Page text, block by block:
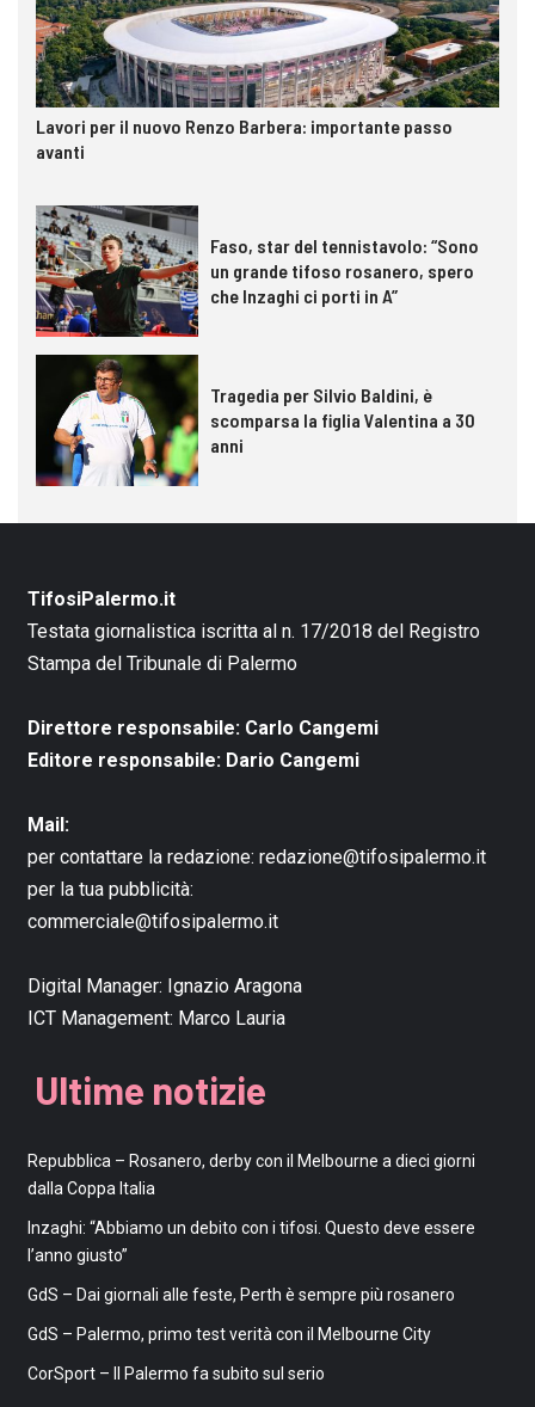
Lavori per il nuovo Renzo Barbera: importante passo
avanti
Faso, star del tennistavolo: “Sono
un grande tifoso rosanero, spero
che Inzaghi ci porti in A”
Tragedia per Silvio Baldini, è
scomparsa la figlia Valentina a 30
anni
TifosiPalermo.it
Testata giornalistica iscritta al n. 17/2018 del Registro
Stampa del Tribunale di Palermo
Direttore responsabile: Carlo Cangemi
Editore responsabile: Dario Cangemi
Mail:
per contattare la redazione: redazione@tifosipalermo.it
per la tua pubblicità:
commerciale@tifosipalermo.it
Digital Manager: Ignazio Aragona
ICT Management: Marco Lauria
Ultime notizie
Repubblica – Rosanero, derby con il Melbourne a dieci giorni
dalla Coppa Italia
Inzaghi: “Abbiamo un debito con i tifosi. Questo deve essere
l’anno giusto”
GdS – Dai giornali alle feste, Perth è sempre più rosanero
GdS – Palermo, primo test verità con il Melbourne City
CorSport – Il Palermo fa subito sul serio